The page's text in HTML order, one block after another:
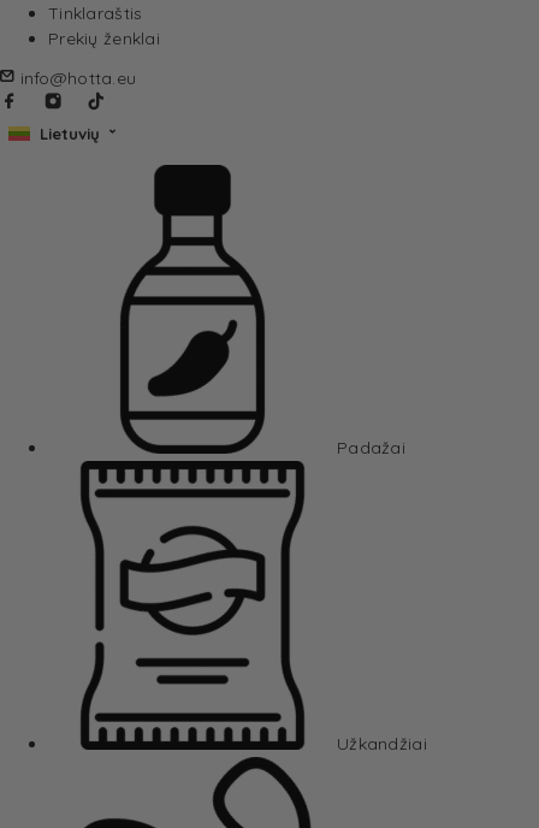
Tinklaraštis
Prekių ženklai
info@hotta.eu
Lietuvių
Padažai
Užkandžiai